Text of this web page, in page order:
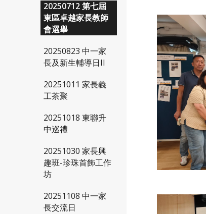
20250712 第七屆
東區卓越家長教師
會選舉
20250823 中一家
長及新生輔導日II
20251011 家長義
工茶聚
20251018 東聯升
中巡禮
20251030 家長興
趣班-珍珠首飾工作
坊
20251108 中一家
長交流日